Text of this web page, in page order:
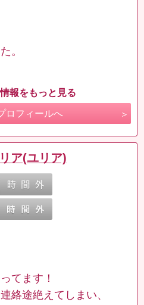
。
報をもっと見る
ロフィールへ
ア(ユリア)
てます！
絡途絶えてしまい、